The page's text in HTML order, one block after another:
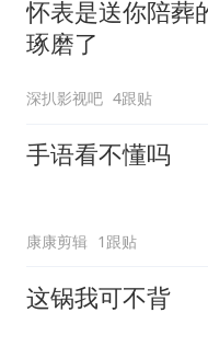
怀表是送你陪葬
琢磨了
深扒影视吧 4跟贴
手语看不懂吗
康康剪辑 1跟贴
这锅我可不背